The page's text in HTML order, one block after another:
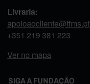
Livraria:
apoioaocliente@ffms.pt
+351 219 381 223
Ver no mapa
SIGA A FUNDAÇÃO